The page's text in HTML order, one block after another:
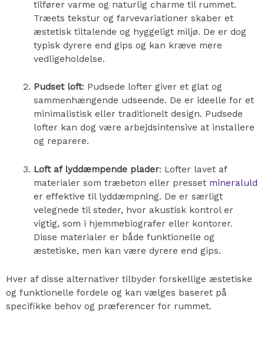
tilfører varme og naturlig charme til rummet.
Træets tekstur og farvevariationer skaber et
æstetisk tiltalende og hyggeligt miljø. De er dog
typisk dyrere end gips og kan kræve mere
vedligeholdelse.
Pudset loft: Pudsede lofter giver et glat og
sammenhængende udseende. De er ideelle for et
minimalistisk eller traditionelt design. Pudsede
lofter kan dog være arbejdsintensive at installere
og reparere.
Loft af lyddæmpende plader: Lofter lavet af
materialer som træbeton eller presset mineraluld
er effektive til lyddæmpning. De er særligt
velegnede til steder, hvor akustisk kontrol er
vigtig, som i hjemmebiografer eller kontorer.
Disse materialer er både funktionelle og
æstetiske, men kan være dyrere end gips.
Hver af disse alternativer tilbyder forskellige æstetiske
og funktionelle fordele og kan vælges baseret på
specifikke behov og præferencer for rummet.